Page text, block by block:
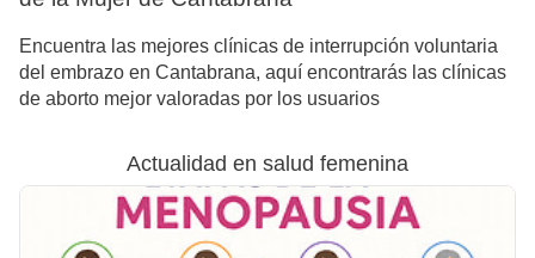
Encuentra las mejores clínicas de interrupción voluntaria
del embrazo en Cantabrana, aquí encontrarás las clínicas
de aborto mejor valoradas por los usuarios
Actualidad en salud femenina